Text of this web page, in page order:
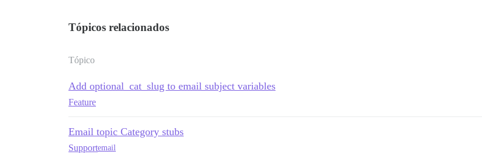
Tópicos relacionados
Tópico
Add optional_cat_slug to email subject variables
Feature
Email topic Category stubs
Supportemail